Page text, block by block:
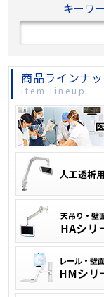
キーワ
商品ラインナ
item lineup